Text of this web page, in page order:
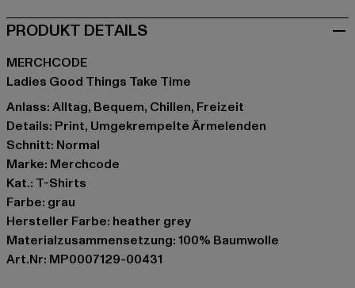
PRODUKT DETAILS
MERCHCODE
Ladies Good Things Take Time
Anlass: Alltag, Bequem, Chillen, Freizeit
Details: Print, Umgekrempelte Ärmelenden
Schnitt: Normal
Marke: Merchcode
Kat.: T-Shirts
Farbe: grau
Hersteller Farbe: heather grey
Materialzusammensetzung: 100% Baumwolle
Art.Nr: MP0007129-00431